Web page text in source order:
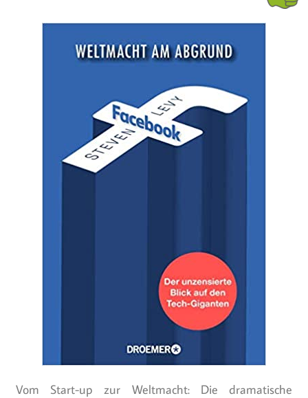
Vom Start-up zur Weltmacht: Die dramatische